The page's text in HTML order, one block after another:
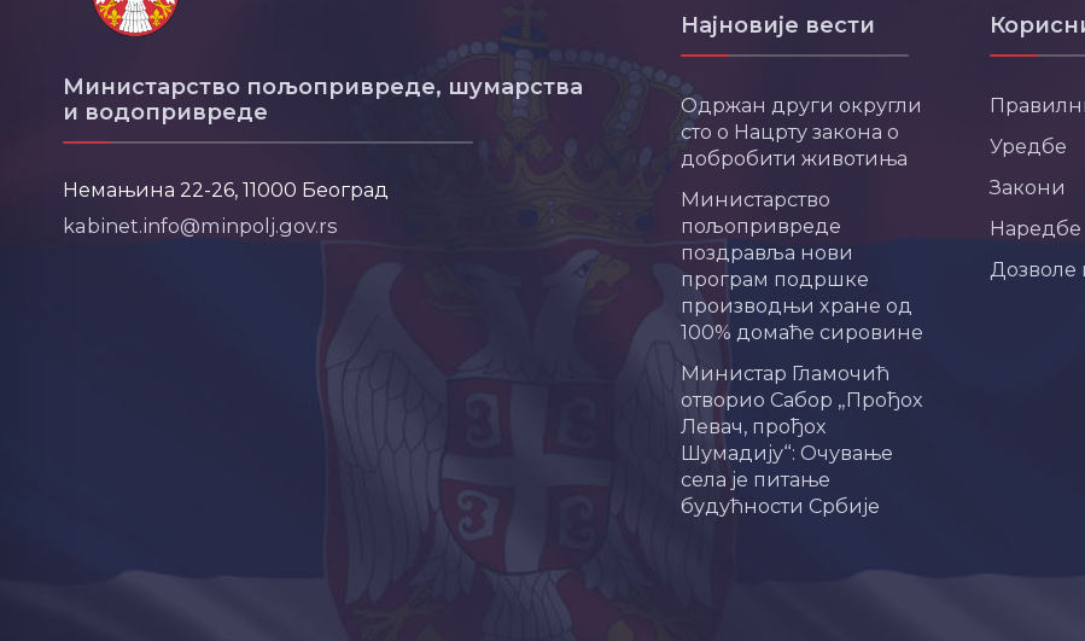
Министарство пољопривреде, шумарства
и водопривреде
Немањина 22-26, 11000 Београд
kabinet.info@minpolj.gov.rs
Најновије вести
Одржан други округли
сто о Нацрту закона о
добробити животиња
Министарство
пољопривреде
поздравља нови
програм подршке
производњи хране од
100% домаће сировине
Министар Гламочић
отворио Сабор „Прођох
Левач, прођох
Шумадију“: Очување
села је питање
будућности Србије
Уредбе
Закони
Наредбе
Дозволе